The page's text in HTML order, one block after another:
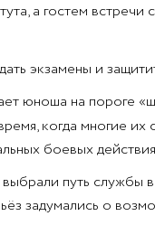
а гостем
экзамены и
юноша на
когда многие
боевых
путь службы
задумались о